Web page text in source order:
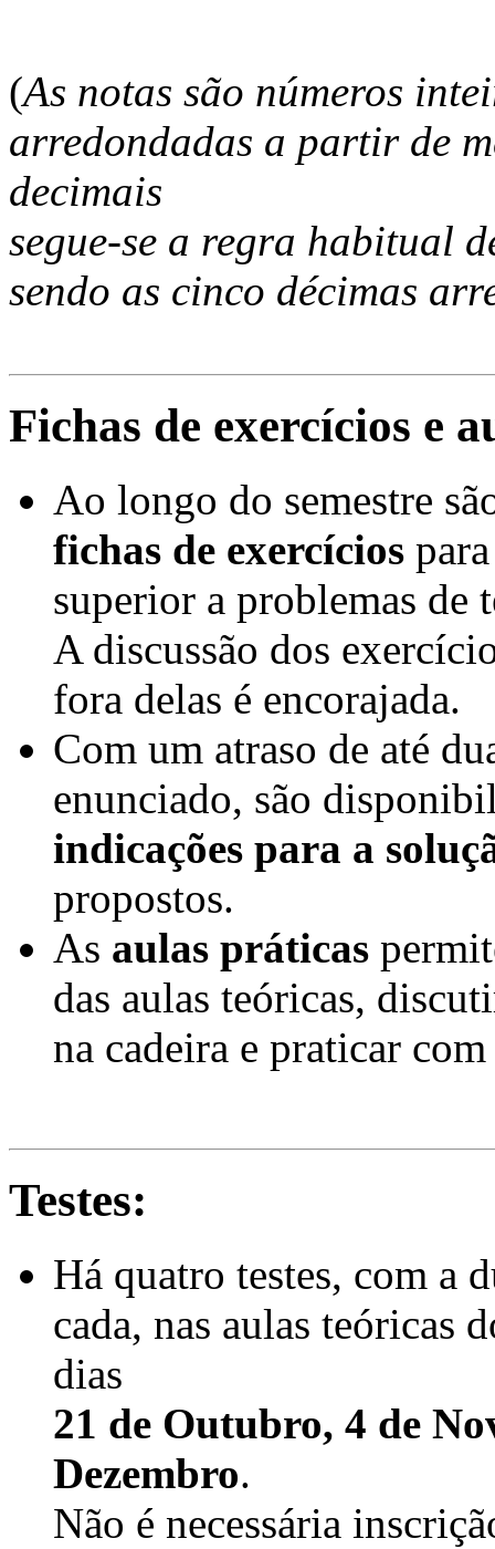
(As notas são números
arredondadas a partir de
decimais
segue-se a regra habitual
sendo as cinco décimas
Fichas de exercícios e
Ao longo do semestre
fichas de exercícios
superior a problemas de
A discussão dos
fora delas é encorajada.
Com um atraso de até
enunciado, são
indicações para a
propostos.
As aulas práticas
das aulas teóricas,
na cadeira e praticar
Testes:
Há quatro testes, com a
cada, nas aulas teóricas
dias
21 de Outubro, 4 de
Dezembro.
Não é necessária